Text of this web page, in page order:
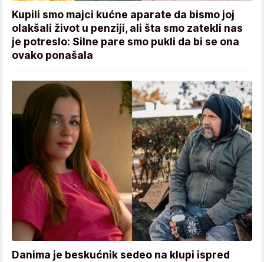
Kupili smo majci kućne aparate da bismo joj
olakšali život u penziji, ali šta smo zatekli nas
je potreslo: Silne pare smo pukli da bi se ona
ovako ponašala
Danima je beskućnik sedeo na klupi ispred